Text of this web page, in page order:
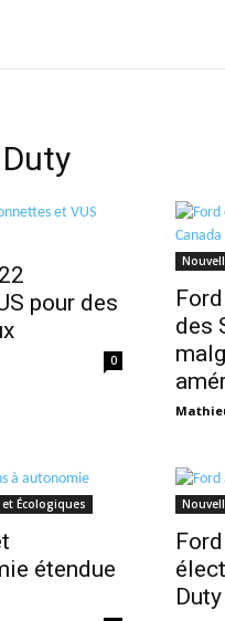
pour des
0
des
Écologiques
étendue